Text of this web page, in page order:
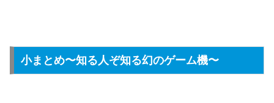
小まとめ〜知る人ぞ知る幻のゲーム機〜